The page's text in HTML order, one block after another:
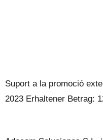
Suport a la promoció
2023 Erhaltener Betrag: